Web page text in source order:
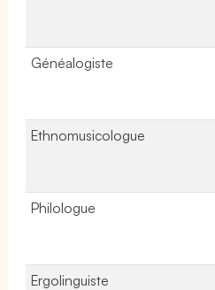
Généalogiste
Ethnomusicologue
Philologue
Ergolinguiste